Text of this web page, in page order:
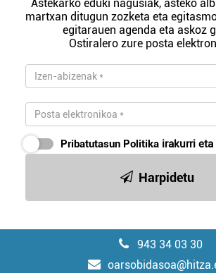
Astekarko eduki nagusiak, asteko
martxan ditugun zozketa eta
egitarauen agenda eta askoz
Ostiralero zure posta
Pribatutasun Politika irakurri
Harpidetu
943 34 03 30